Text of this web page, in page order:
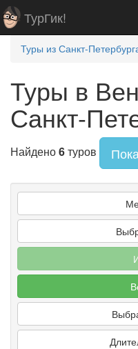
ТурГик!
Туры из Санкт-
Туры в
Санкт-
Найдено6туров